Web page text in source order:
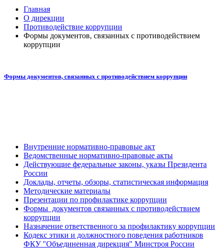
Главная
О дирекции
Противодействие коррупции
Формы документов, связанных с противодействием
коррупции
Формы документов, связанных с противодействием коррупции
Внутренние нормативно-правовые акт
Ведомственные нормативно-правовые акты
Действующие федеральные законы, указы Президента
России
Доклады, отчеты, обзоры, статистическая информация
Методические материалы
Презентации по профилактике коррупции
Формы документов связанных с противодействием
коррупции
Назначение ответственного за профилактику коррупции
Кодекс этики и должностного поведения работников
ФКУ "Объединенная дирекция" Минстроя России